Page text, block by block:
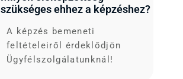
szükséges ehhez a képzéshez?
A képzés bemeneti
feltételeiről érdeklődjön
Ügyfélszolgálatunknál!